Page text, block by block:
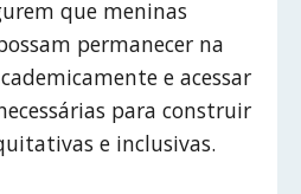
que meninas
permanecer na
e acessar
para construir
e inclusivas.